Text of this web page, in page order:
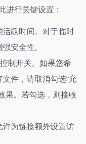
进行关键设置：
活跃时间。对于临时
安全性。
制开关。如果您希
件，请取消勾选“允
果。若勾选，则接收
许为链接额外设置访